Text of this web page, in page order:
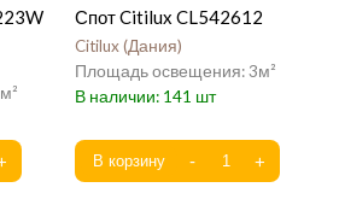
Спот Citilux CL542612
Citilux Дания
3
141